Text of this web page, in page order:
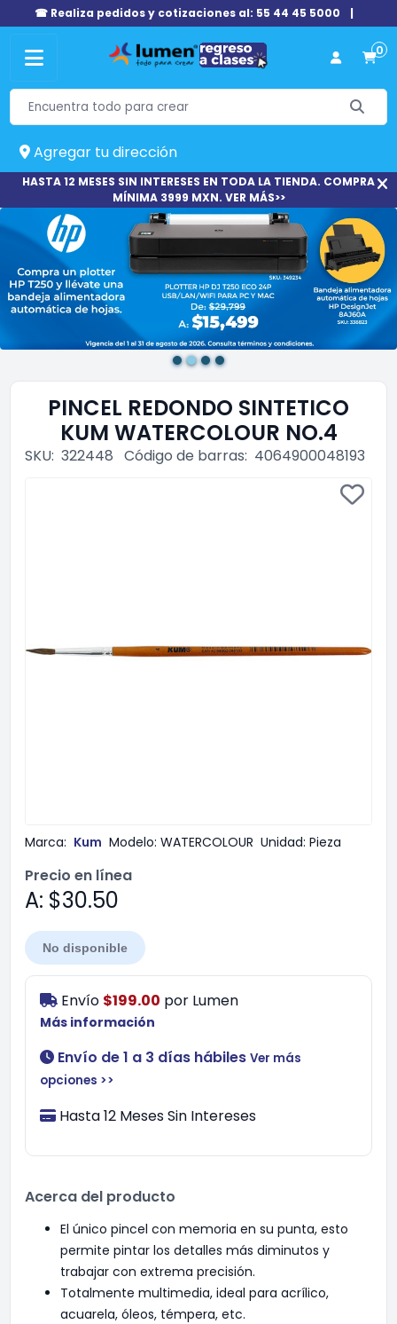
☎ Realiza pedidos y cotizaciones al: 55 44 45 5000 |
0
Agregar tu dirección
HASTA 12 MESES SIN INTERESES EN TODA LA TIENDA. COMPRA
MÍNIMA 3999 MXN. VER MÁS>>
PINCEL REDONDO SINTETICO
KUM WATERCOLOUR NO.4
SKU: 322448 Código de barras: 4064900048193
Marca: Kum Modelo: WATERCOLOUR Unidad: Pieza
Precio en línea
A: $30.50
No disponible
Envío $199.00 por Lumen
Más información
Envío de 1 a 3 días hábiles Ver más
opciones >>
Hasta 12 Meses Sin Intereses
Acerca del producto
El único pincel con memoria en su punta, esto
permite pintar los detalles más diminutos y
trabajar con extrema precisión.
Totalmente multimedia, ideal para acrílico,
acuarela, óleos, témpera, etc.